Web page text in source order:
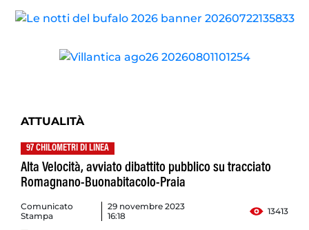
ATTUALITÀ
97 CHILOMETRI DI LINEA
Alta Velocità, avviato dibattito pubblico su tracciato
Romagnano-Buonabitacolo-Praia
Comunicato
Stampa
29 novembre 2023
16:18
13413